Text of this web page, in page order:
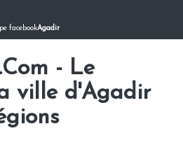
facebookAgadir
- Le
ville d'Agadir